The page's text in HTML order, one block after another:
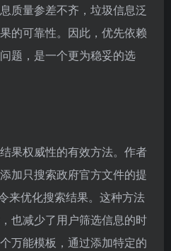
质量参差不齐，垃圾信息泛
的可靠性。因此，优先依赖
题，是一个更为稳妥的选
果权威性的有效方法。作者
加只搜索政府官方文件的提
来优化搜索结果。这种方法
也减少了用户筛选信息的时
万能模板，通过添加特定的